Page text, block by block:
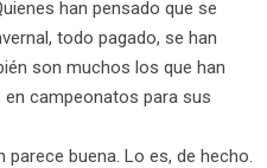
han pensado que se
todo pagado, se han
son muchos los que han
campeonatos para sus
parece buena. Lo es, de hecho.